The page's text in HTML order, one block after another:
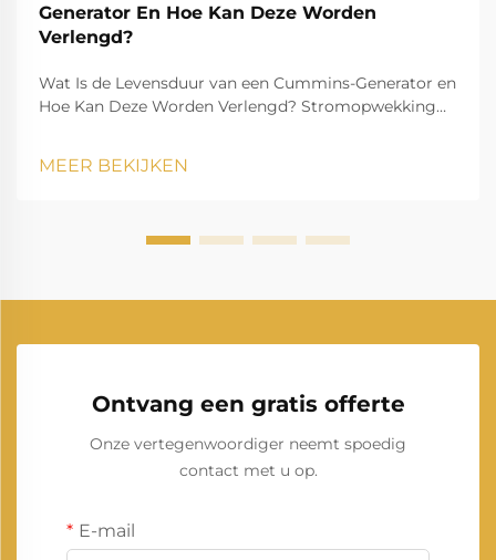
Generator En Hoe Kan Deze Worden
Verlengd?
Wat Is de Levensduur van een Cummins-Generator en
Hoe Kan Deze Worden Verlengd? Stromopwekking
zorginstellingen en industrieën zonder onderbreking
MEER BEKIJKEN
Ontvang een gratis offerte
Onze vertegenwoordiger neemt spoedig
contact met u op.
E-mail